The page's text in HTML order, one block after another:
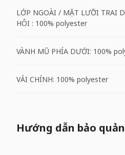
LỚP NGOÀI / MẶT LƯỠI TRAI
HÔI : 100% polyester
VÀNH MŨ PHÍA DƯỚI: 100%
VẢI CHÍNH: 100% polyester
Hướng dẫn bảo quản